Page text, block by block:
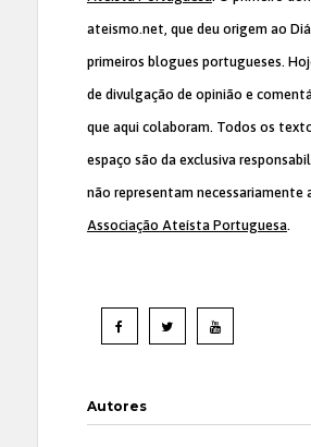
ateismo.net, que deu origem ao
primeiros blogues portugueses.
de divulgação de opinião e
que aqui colaboram. Todos os
espaço são da exclusiva
não representam necessariamente
Associação Ateísta Portuguesa.
Autores